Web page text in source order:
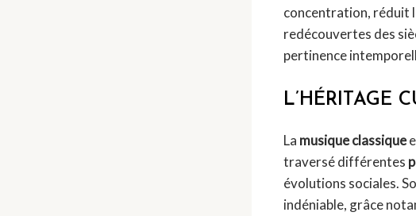
concentration, réduit
redécouvertes des
pertinence
L’HÉRITAGE
La musique classique
traversé différentes
évolutions sociales.
indéniable, grâce